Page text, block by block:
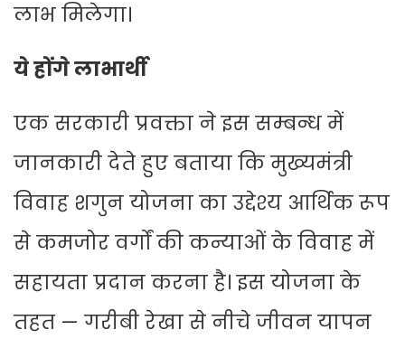
लाभ मिलेगा।
ये होंगे लाभार्थी
एक सरकारी प्रवक्ता ने इस सम्बन्ध में
जानकारी देते हुए बताया कि मुख्यमंत्री
विवाह शगुन योजना का उद्देश्य आर्थिक रूप
से कमजोर वर्गों की कन्याओं के विवाह में
सहायता प्रदान करना है। इस योजना के
तहत — गरीबी रेखा से नीचे जीवन यापन